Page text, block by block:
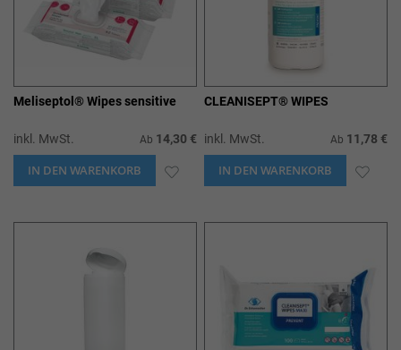
Meliseptol® Wipes sensitive
inkl. MwSt. Ab 14,30 €
IN DEN WARENKORB ZUR
CLEANISEPT® WIPES
inkl. MwSt. Ab 11,78 €
IN DEN WARENKORB ZUR